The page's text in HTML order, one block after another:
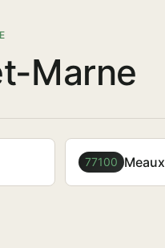
Marne
77100 Meaux